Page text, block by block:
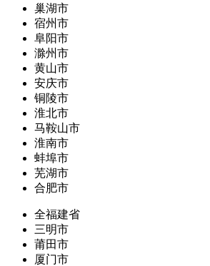
巢湖市
宿州市
阜阳市
滁州市
黄山市
安庆市
铜陵市
淮北市
马鞍山市
淮南市
蚌埠市
芜湖市
合肥市
全福建省
三明市
莆田市
厦门市